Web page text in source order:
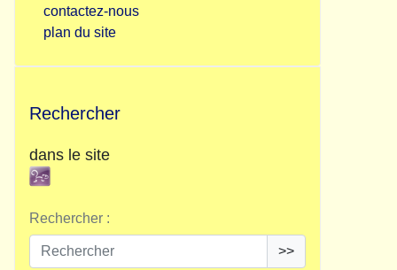
contactez-nous
plan du site
Rechercher
dans le site
Rechercher :
>>